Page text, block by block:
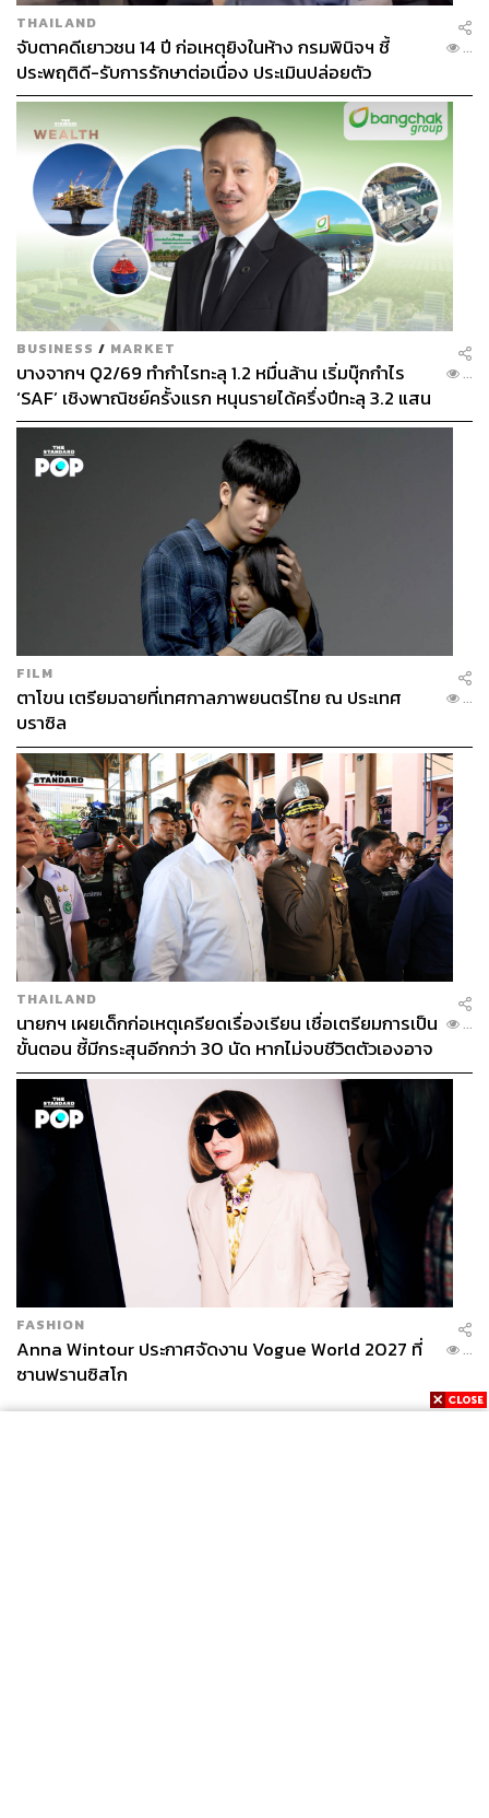
THAILAND
จับตาคดีเยาวชน 14 ปี ก่อเหตุยิงในห้าง กรมพินิจฯ ชี้
ประพฤติดี-รับการรักษาต่อเนื่อง ประเมินปล่อยตัว
...
BUSINESS / MARKET
บางจากฯ Q2/69 ทำกำไรทะลุ 1.2 หมื่นล้าน เริ่มบุ๊กกำไร
‘SAF’ เชิงพาณิชย์ครั้งแรก หนุนรายได้ครึ่งปีทะลุ 3.2 แสน
ล้าน
...
FILM
ตาโขน เตรียมฉายที่เทศกาลภาพยนตร์ไทย ณ ประเทศ
บราซิล
...
THAILAND
นายกฯ เผยเด็กก่อเหตุเครียดเรื่องเรียน เชื่อเตรียมการเป็น
ขั้นตอน ชี้มีกระสุนอีกกว่า 30 นัด หากไม่จบชีวิตตัวเองอาจ
สูญเสียเพิ่ม
...
FASHION
Anna Wintour ประกาศจัดงาน Vogue World 2027 ที่
ซานฟรานซิสโก
...